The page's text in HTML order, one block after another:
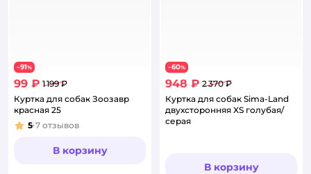
−91%
99 ₽ 1 199 ₽
Куртка для собак Зоозавр
красная 25
Рейтинг:
5 7 отзывов
В корзину
−60%
948 ₽ 2 370 ₽
Куртка для собак Sima-Land
двухсторонняя XS голубая/
серая
В корзину